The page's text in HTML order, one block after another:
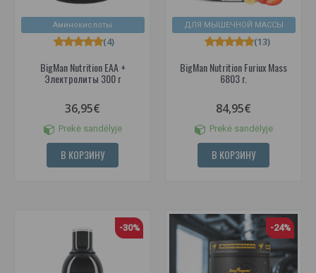
Аминокислоты
BigMan Nutrition EAA +
Электролиты 300 г
(4)
36,95€
Prekė sandėlyje
В КОРЗИНУ
ДЛЯ МЫШЕЧНОЙ МАССЫ
BigMan Nutrition Furiux Mass
6803 г.
(13)
84,95€
Prekė sandėlyje
В КОРЗИНУ
-30% -24%